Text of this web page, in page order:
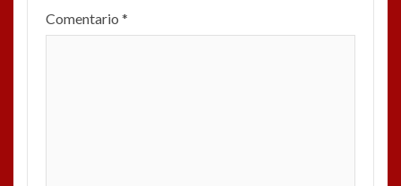
Comentario *